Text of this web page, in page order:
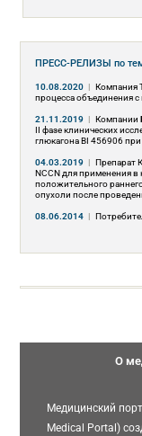
ПРЕСС-РЕЛИЗЫпо
10.08.2020 | Компания
процесса объединения
21.11.2019 | Компании
II фазе клинических
глюкагона BI 456906
04.03.2019 | Препарат
NCCN для применения в
положительного
опухоли после
08.06.2014 |
О
Медицинский
Medical Portal)